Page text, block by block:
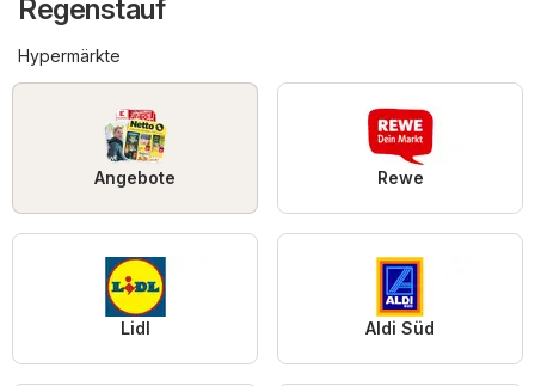
Regenstauf
Hypermärkte
Angebote Rewe
Lidl Aldi Süd